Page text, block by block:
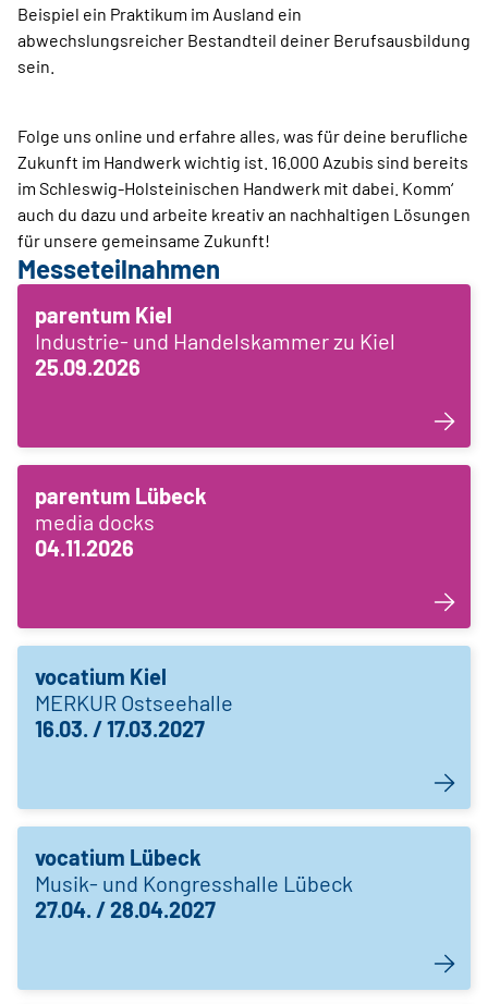
Beispiel ein Praktikum im Ausland ein
abwechslungsreicher Bestandteil deiner Berufsausbildung
sein.
Folge uns online und erfahre alles, was für deine berufliche
Zukunft im Handwerk wichtig ist. 16.000 Azubis sind bereits
im Schleswig-Holsteinischen Handwerk mit dabei. Komm‘
auch du dazu und arbeite kreativ an nachhaltigen Lösungen
für unsere gemeinsame Zukunft!
Messeteilnahmen
parentum Kiel
Industrie- und Handelskammer zu Kiel
25.09.2026
parentum Lübeck
media docks
04.11.2026
vocatium Kiel
MERKUR Ostseehalle
16.03. / 17.03.2027
vocatium Lübeck
Musik- und Kongresshalle Lübeck
27.04. / 28.04.2027